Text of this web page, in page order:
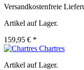
Versandkostenfreie
Artikel auf Lager.
159,95 € *
Chartres
Artikel auf Lager.